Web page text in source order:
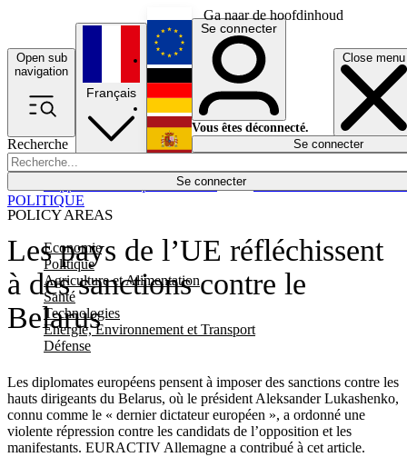
Ga naar de hoofdinhoud
Open sub
navigation
Close menu
Recherche
Se connecter
POLICY AREAS
Economie
Politique
Agriculture et Alimentation
Santé
Technologies
Energie, Environnement et Transport
Défense
Économie
Français
English
Deutsch
Español
Se connecter
Vous êtes déconnecté.
Se connecter
Les pays de l’UE réfléchissent
à des sanctions contre le
Belarus
Les diplomates européens pensent à imposer des sanctions contre les
hauts dirigeants du Belarus, où le président Aleksander Lukashenko,
connu comme le « dernier dictateur européen », a ordonné une
violente répression contre les candidats de l’opposition et les
manifestants. EURACTIV Allemagne a contribué à cet article.
POLITIQUE